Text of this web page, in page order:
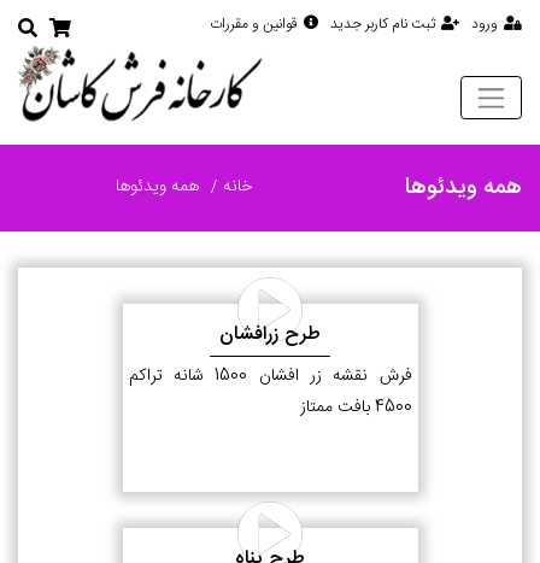
ورود ثبت نام کاربر جدید قوانین و مقررات
همه ویدئوها خانه همه ویدئوها
طرح زرافشان
فرش نقشه زر افشان 1500 شانه تراکم
4500 بافت ممتاز